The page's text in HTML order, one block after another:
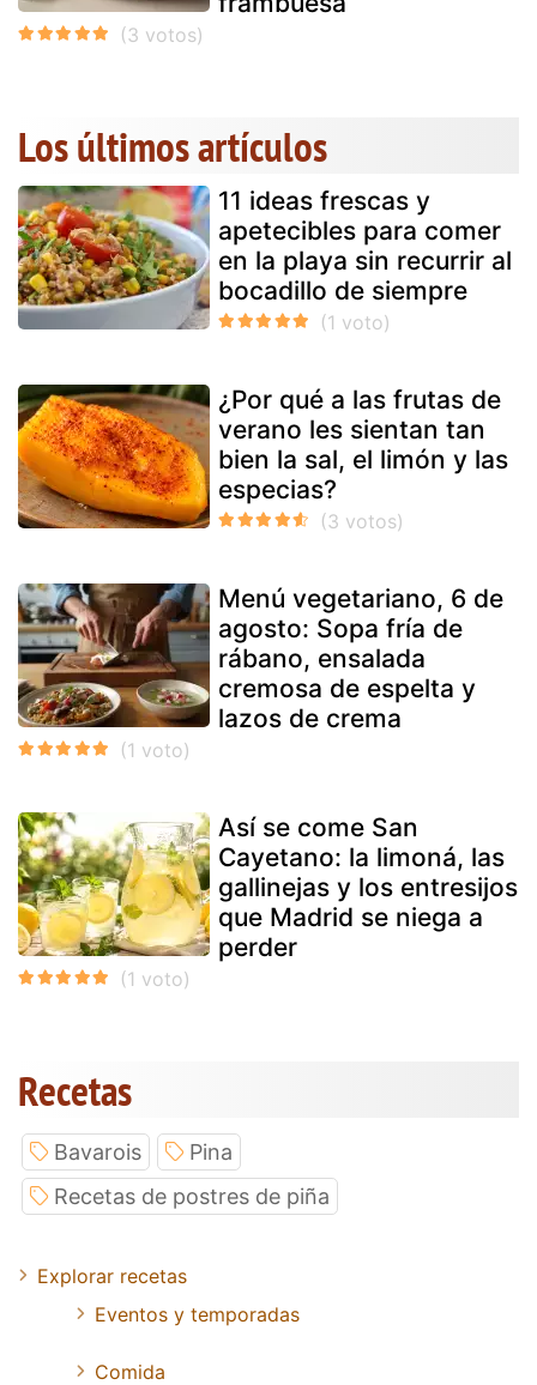
Los últimos artículos
11 ideas frescas y
apetecibles para comer
en la playa sin recurrir al
bocadillo de siempre
¿Por qué a las frutas de
verano les sientan tan
bien la sal, el limón y las
especias?
Menú vegetariano, 6 de
agosto: Sopa fría de
rábano, ensalada
cremosa de espelta y
lazos de crema
Así se come San
Cayetano: la limoná, las
gallinejas y los entresijos
que Madrid se niega a
perder
Recetas
Bavarois
Pina
Recetas de postres de piña
Explorar recetas
Eventos y temporadas
Comida